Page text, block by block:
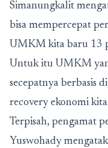
Simanungkalit
bisa mempercepat
UMKM kita baru 13
Untuk itu UMKM
secepatnya berbasis
recovery ekonomi
Terpisah, pengamat
Yuswohady